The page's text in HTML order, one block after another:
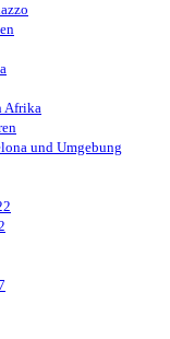
Afrika
und Umgebung